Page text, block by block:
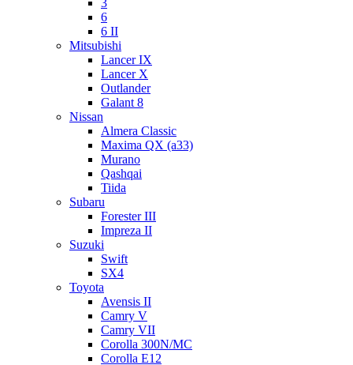
3
6
6 II
Mitsubishi
Lancer IX
Lancer X
Outlander
Galant 8
Nissan
Almera Classic
Maxima QX (a33)
Murano
Qashqai
Tiida
Subaru
Forester III
Impreza II
Suzuki
Swift
SX4
Toyota
Avensis II
Camry V
Camry VII
Corolla 300N/MC
Corolla E12